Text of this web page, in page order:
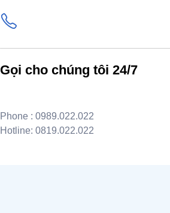
Gọi cho chúng tôi 24/7
Phone : 0989.022.022
Hotline: 0819.022.022